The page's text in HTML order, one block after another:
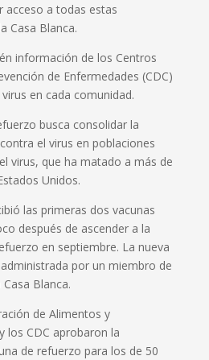
acceso a todas estas
Casa Blanca.
información de los Centros
de Enfermedades (CDC)
en cada comunidad.
busca consolidar la
el virus en poblaciones
virus, que ha matado a más de
Unidos.
las primeras dos vacunas
después de ascender a la
en septiembre. La nueva
por un miembro de
Blanca.
de Alimentos y
los CDC aprobaron la
de refuerzo para los de 50